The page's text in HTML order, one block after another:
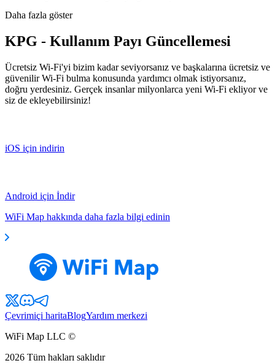
Daha fazla göster
KPG - Kullanım Payı Güncellemesi
Ücretsiz Wi-Fi'yi bizim kadar seviyorsanız ve başkalarına ücretsiz ve
güvenilir Wi-Fi bulma konusunda yardımcı olmak istiyorsanız,
doğru yerdesiniz. Gerçek insanlar milyonlarca yeni Wi-Fi ekliyor ve
siz de ekleyebilirsiniz!
iOS için indirin
Android için İndir
WiFi Map hakkında daha fazla bilgi edinin
Çevrimiçi haritaBlogYardım merkezi
WiFi Map LLC ©
2026 Tüm hakları saklıdır